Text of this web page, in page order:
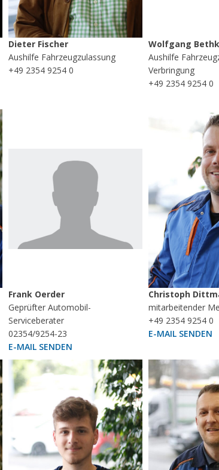
Dieter Fischer
Aushilfe Fahrzeugzulassung
+49 2354 9254 0
Wolfgang
Aushilfe
Verbringung
+49 2354 9254 0
Frank Oerder
Geprüfter Automobil-
Serviceberater
02354/9254-23
E-MAIL SENDEN
Christoph
mitarbeitender
+49 2354 9254 0
E-MAIL SENDEN